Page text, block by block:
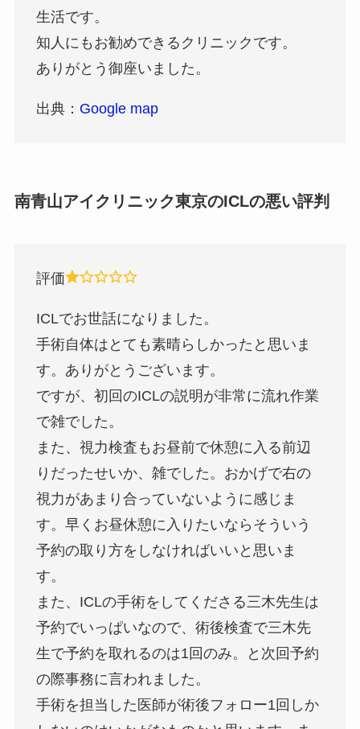
生活です。
知人にもお勧めできるクリニックです。
ありがとう御座いました。
出典： Google map
南青山アイクリニック東京のICLの悪い評判
評価
ICLでお世話になりました。
手術自体はとても素晴らしかったと思いま
す。ありがとうございます。
ですが、初回のICLの説明が非常に流れ作業
で雑でした。
また、視力検査もお昼前で休憩に入る前辺
りだったせいか、雑でした。おかげで右の
視力があまり合っていないように感じま
す。早くお昼休憩に入りたいならそういう
予約の取り方をしなければいいと思いま
す。
また、ICLの手術をしてくださる三木先生は
予約でいっぱいなので、術後検査で三木先
生で予約を取れるのは1回のみ。と次回予約
の際事務に言われました。
手術を担当した医師が術後フォロー1回しか